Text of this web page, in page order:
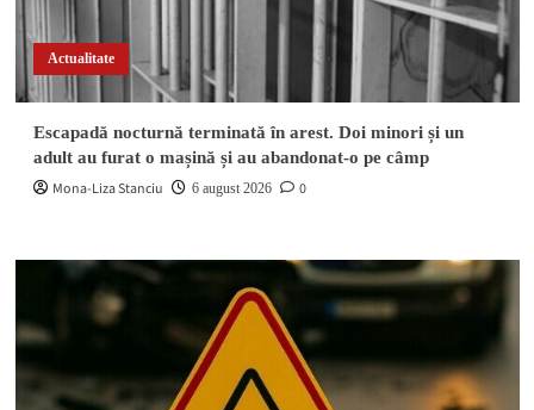
Actualitate
Escapadă nocturnă terminată în arest. Doi minori și un
adult au furat o mașină și au abandonat-o pe câmp
Mona-Liza Stanciu 6 august 2026 0